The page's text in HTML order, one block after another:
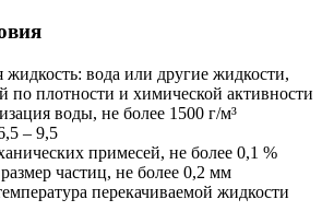
жидкость: вода или другие жидкости,
по плотности и химической активности
воды, не более 1500 г/м³
– 9,5
примесей, не более 0,1 %
частиц, не более 0,2 мм
перекачиваемой жидкости